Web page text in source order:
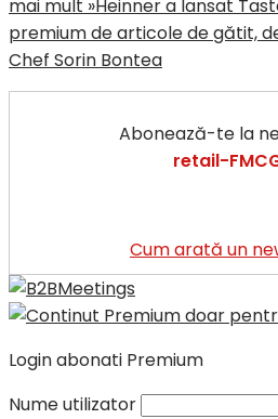
mai mult »Heinner a lansat
premium de articole de gătit,
Chef Sorin Bontea
Abonează-te la
retail-
Cum arată un
Login abonati Premium
Nume utilizator